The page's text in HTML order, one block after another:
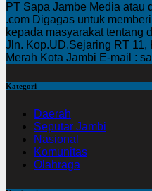
PT Sapa Jambe Media atau
.com Digagas untuk
kepada masyarakat tentang
Jln. Kop.UD.Sejaring RT 11,
Merah Kota Jambi E-mail :
Kategori
Daerah
Seputar Jambi
Nasional
Komunitas
Olahraga